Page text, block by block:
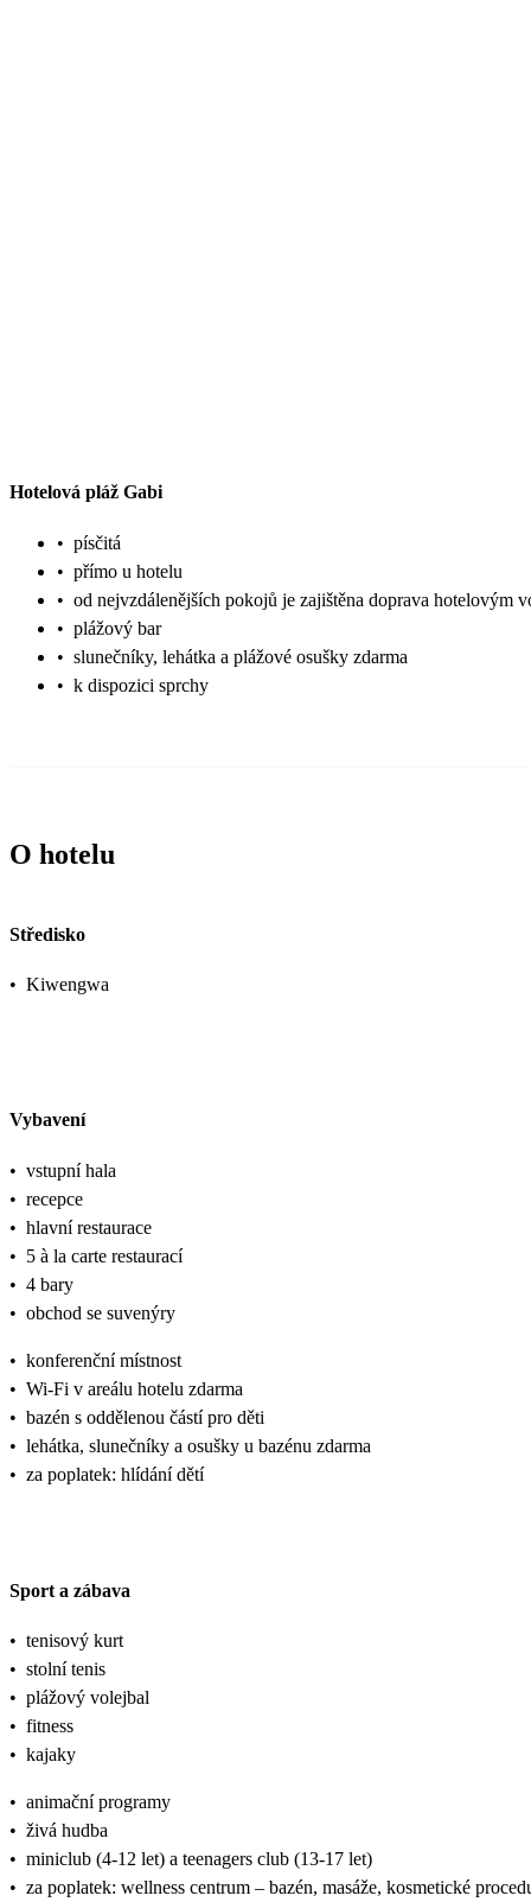
Hotelová pláž Gabi
• písčitá
• přímo u hotelu
• od nejvzdálenějších pokojů je zajištěna doprava hotelovým
• plážový bar
• slunečníky, lehátka a plážové osušky zdarma
• k dispozici sprchy
O hotelu
Středisko
• Kiwengwa
Vybavení
• vstupní hala
• recepce
• hlavní restaurace
• 5 à la carte restaurací
• 4 bary
• obchod se suvenýry
• konferenční místnost
• Wi-Fi v areálu hotelu zdarma
• bazén s oddělenou částí pro děti
• lehátka, slunečníky a osušky u bazénu zdarma
• za poplatek: hlídání dětí
Sport a zábava
• tenisový kurt
• stolní tenis
• plážový volejbal
• fitness
• kajaky
• animační programy
• živá hudba
• miniclub (4-12 let) a teenagers club (13-17 let)
• za poplatek: wellness centrum – bazén, masáže, kosmetické